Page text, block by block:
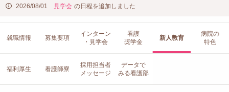
2026/08/01 見学会 の日程を追加しました
就職情報 募集要項
インターン
・見学会
看護
奨学金
新人教育
病院の
特色
福利厚生 看護師寮
採用担当者
メッセージ
データで
みる看護部